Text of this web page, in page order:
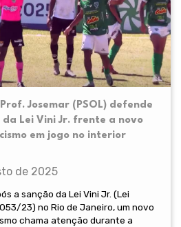
Josemar (PSOL) defende
Lei Vini Jr. frente a novo
em jogo no interior
de 2025
a sanção da Lei Vini Jr. (Lei
23) no Rio de Janeiro, um novo
chama atenção durante a